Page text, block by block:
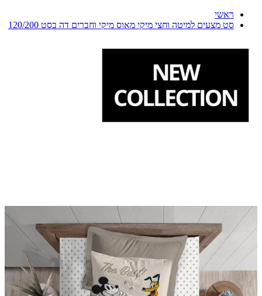
ראשי
סט מצעים למיטה וחצי מיקי מאוס מיקי וחברים דה בסט 120/200